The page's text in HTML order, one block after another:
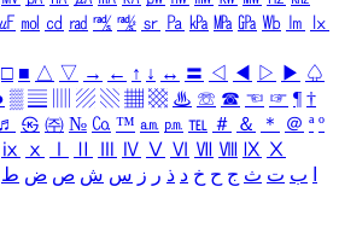
㏖ ㏅ ㎭ ㎮ ㎯ ㏛ ㎩ ㎪ ㎫ ㎬ ㏝ ㏐
㏓
□ ■ △ ▽ → ← ↑ ↓ ↔ 〓 ◁ ◀ ▷ ▶ ♤
▒ ▤ ▨ ▧ ▦ ▩ ♨ ☏ ☎ ☜ ☞ ¶ †
♬ ㉿ ㈜ № ㏇ ™ ㏂ ㏘ ℡ ＃ ＆ ＊ ＠ ª º
ⅸ ⅹ Ⅳ Ⅴ Ⅵ Ⅶ Ⅷ Ⅸ Ⅹ
ب ت ث ج ح خ د ذ ر ز س ش ص ض ط